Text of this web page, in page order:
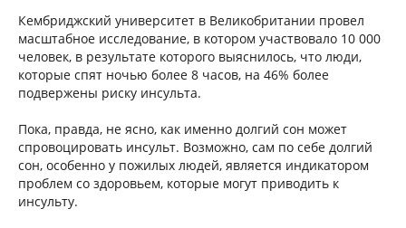
Кембриджский университет в Великобритании провел
масштабное исследование, в котором участвовало 10 000
человек, в результате которого выяснилось, что люди,
которые спят ночью более 8 часов, на 46% более
подвержены риску инсульта.
Пока, правда, не ясно, как именно долгий сон может
спровоцировать инсульт. Возможно, сам по себе долгий
сон, особенно у пожилых людей, является индикатором
проблем со здоровьем, которые могут приводить к
инсульту.